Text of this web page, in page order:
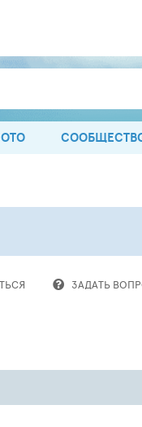
ЗАДАТЬ